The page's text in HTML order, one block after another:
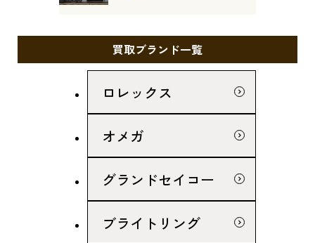
買取ブランド一覧
ロレックス
オメガ
グランドセイコー
ブライトリング